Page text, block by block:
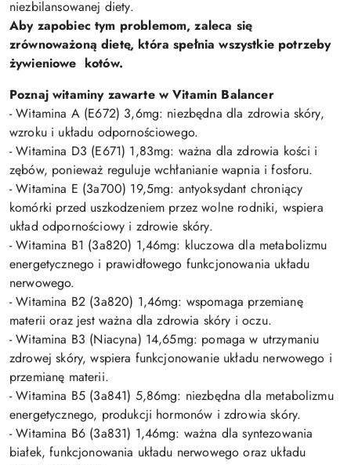
niezbilansowanej diety.
Aby zapobiec tym problemom, zaleca się
zrównoważoną dietę, która spełnia wszystkie potrzeby
żywieniowe kotów.
Poznaj witaminy zawarte w Vitamin Balancer
- Witamina A (E672) 3,6mg: niezbędna dla zdrowia skóry,
wzroku i układu odpornościowego.
- Witamina D3 (E671) 1,83mg: ważna dla zdrowia kości i
zębów, ponieważ reguluje wchłanianie wapnia i fosforu.
- Witamina E (3a700) 19,5mg: antyoksydant chroniący
komórki przed uszkodzeniem przez wolne rodniki, wspiera
układ odpornościowy i zdrowie skóry.
- Witamina B1 (3a820) 1,46mg: kluczowa dla metabolizmu
energetycznego i prawidłowego funkcjonowania układu
nerwowego.
- Witamina B2 (3a820) 1,46mg: wspomaga przemianę
materii oraz jest ważna dla zdrowia skóry i oczu.
- Witamina B3 (Niacyna) 14,65mg: pomaga w utrzymaniu
zdrowej skóry, wspiera funkcjonowanie układu nerwowego i
przemianę materii.
- Witamina B5 (3a841) 5,86mg: niezbędna dla metabolizmu
energetycznego, produkcji hormonów i zdrowia skóry.
- Witamina B6 (3a831) 1,46mg: ważna dla syntezowania
białek, funkcjonowania układu nerwowego oraz układu